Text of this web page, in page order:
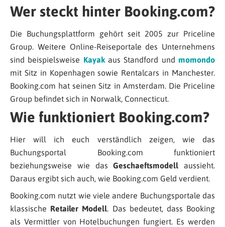
Wer steckt hinter Booking.com?
Die Buchungsplattform gehört seit 2005 zur Priceline
Group. Weitere Online-Reiseportale des Unternehmens
sind beispielsweise Kayakaus Standford undmomondo
mit Sitz in Kopenhagen sowie Rentalcars in Manchester.
Booking.com hat seinen Sitz in Amsterdam. Die Priceline
Group befindet sich in Norwalk, Connecticut.
Wie funktioniert Booking.com?
Hier will ich euch verständlich zeigen, wie das
Buchungsportal Booking.com funktioniert
beziehungsweise wie dasGeschaeftsmodell aussieht.
Daraus ergibt sich auch, wie Booking.com Geld verdient.
Booking.com nutzt wie viele andere Buchungsportale das
klassische Retailer Modell. Das bedeutet, dass Booking
als Vermittler von Hotelbuchungen fungiert. Es werden